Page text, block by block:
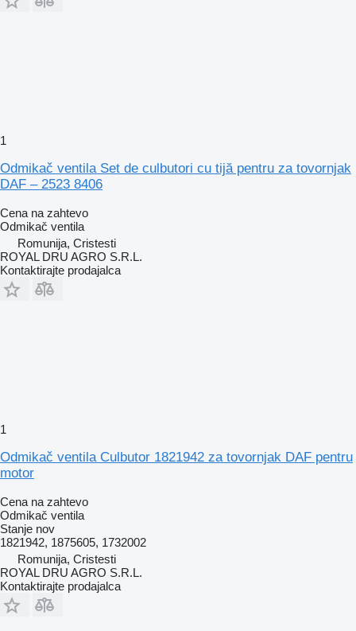
1
Odmikač ventila Set de culbutori cu tijă pentru za tovornjak
DAF – 2523 8406
Cena na zahtevo
Odmikač ventila
Romunija, Cristesti
ROYAL DRU AGRO S.R.L.
Kontaktirajte prodajalca
1
Odmikač ventila Culbutor 1821942 za tovornjak DAF pentru
motor
Cena na zahtevo
Odmikač ventila
Stanje nov
1821942, 1875605, 1732002
Romunija, Cristesti
ROYAL DRU AGRO S.R.L.
Kontaktirajte prodajalca